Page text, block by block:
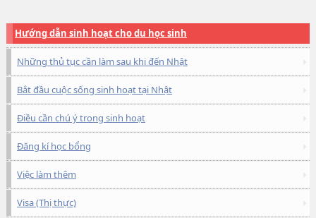
Hướng dẫn sinh hoạt cho du học sinh
Những thủ tục cần làm sau khi đến Nhật
Bắt đầu cuộc sống sinh hoạt tại Nhật
Điều cần chú ý trong sinh hoạt
Đăng kí học bổng
Việc làm thêm
Visa (Thị thực)